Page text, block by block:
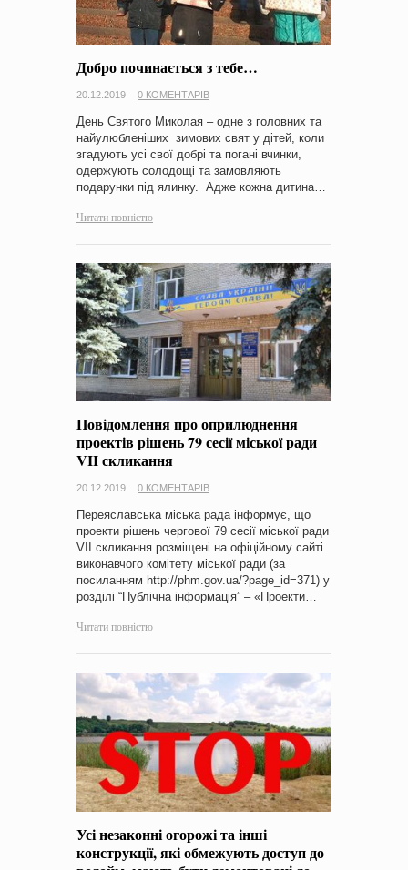
Добро починається з тебе…
20.12.2019 0 КОМЕНТАРІВ
День Святого Миколая – одне з головних та
найулюбленіших зимових свят у дітей, коли
згадують усі свої добрі та погані вчинки,
одержують солодощі та замовляють
подарунки під ялинку. Адже кожна дитина…
Читати повністю
Повідомлення про оприлюднення
проектів рішень 79 сесії міської ради
VII скликання
20.12.2019 0 КОМЕНТАРІВ
Переяславська міська рада інформує, що
проекти рішень чергової 79 сесії міської ради
VII скликання розміщені на офіційному сайті
виконавчого комітету міської ради (за
посиланням http://phm.gov.ua/?page_id=371) у
розділі “Публічна інформація” – «Проекти…
Читати повністю
Усі незаконні огорожі та інші
конструкції, які обмежують доступ до